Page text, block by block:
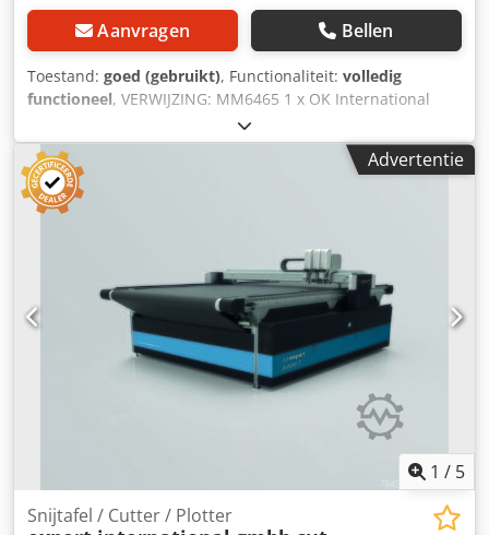
Aanvragen Bellen
Toestand: goed (gebruikt), Functionaliteit: volledig
functioneel, VERWIJZING: MM6465 1 x OK International
Group SuperSealer, een bandsealmachine voor continue
werking, gemonteerd op een mobiel, in hoogte verstelbaar
onderstel. Fabrikant: OK International Group. Model: SB-40
EU. Serienummer: 218-2527-22. Snelheid: variabel, tot 21,3
m/min. Materiaal van de zak: hittebestendige materialen
van rechts naar links. LET OP: Er zijn 2 machines
beschikbaar voor verkoop (4.800 euro per stuk).
Advertentie
1 / 5
Snijtafel / Cutter / Plotter